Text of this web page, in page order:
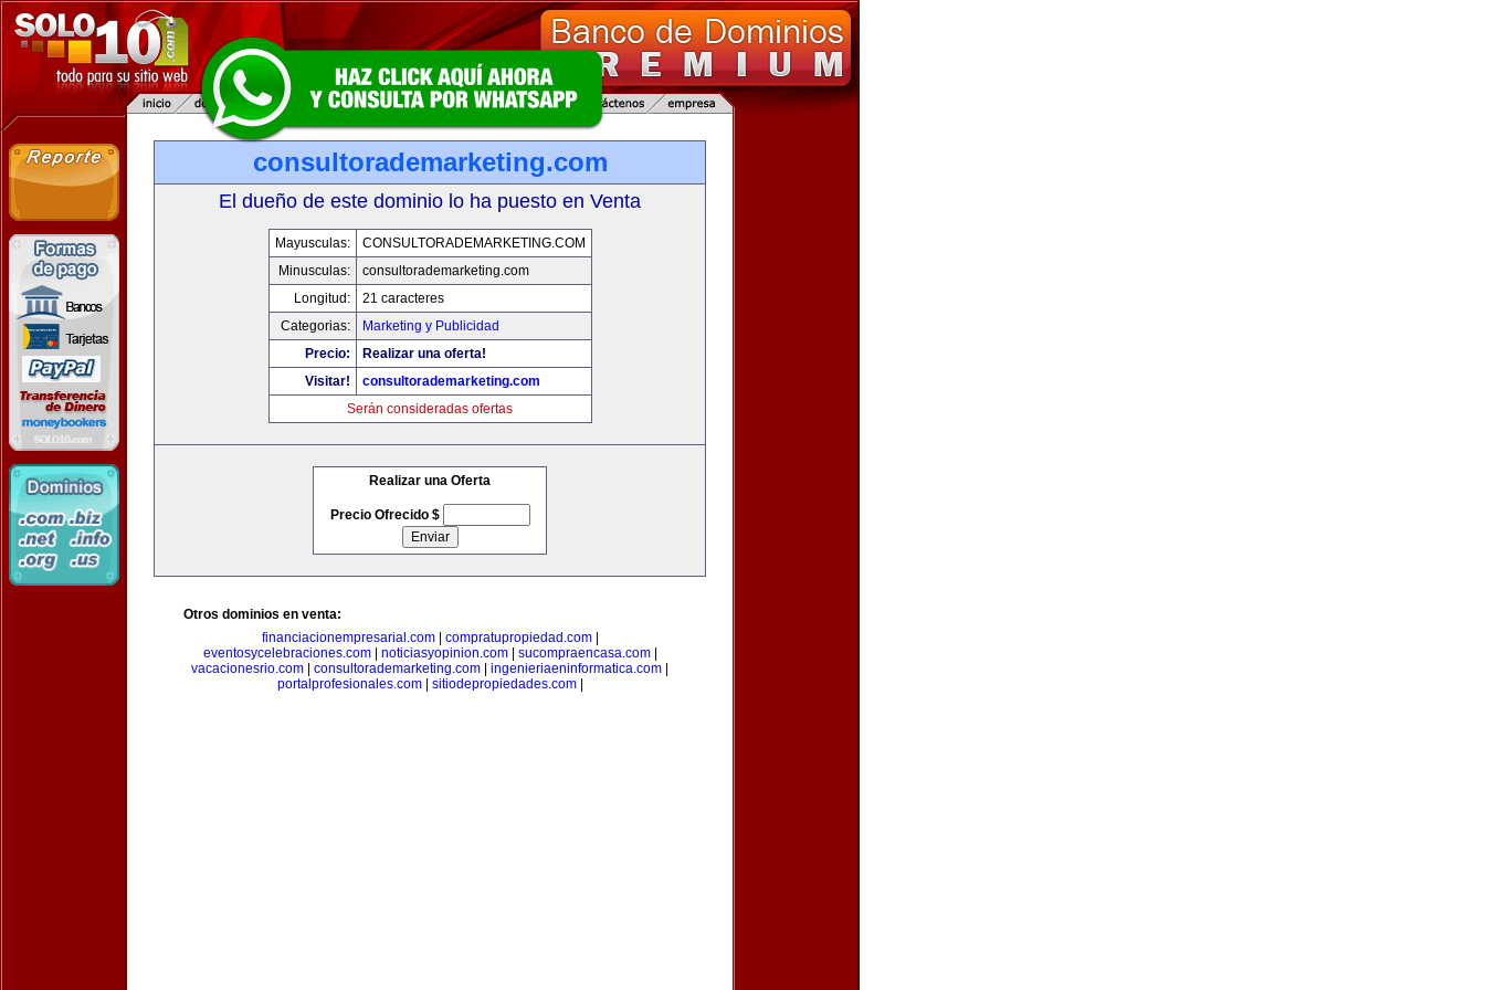
consultorademarketing.com
El dueño de este dominio lo ha puesto en Venta
Mayusculas:
CONSULTORADEMARKETING.COM
Minusculas:
consultorademarketing.com
Longitud:
21 caracteres
Categorias:
Marketing y Publicidad
Precio:
Realizar una oferta!
Visitar!
consultorademarketing.com
Serán consideradas ofertas
Realizar una Oferta
Precio Ofrecido $
Otros dominios en venta:
financiacionempresarial.com| compratupropiedad.com|
eventosycelebraciones.com| noticiasyopinion.com| sucompraencasa.com|
vacacionesrio.com
consultorademarketing.com ingenieriaeninformatica.com
portalprofesionales.com| sitiodepropiedades.com|